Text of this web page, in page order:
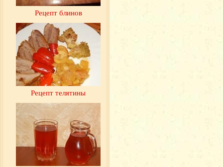
Рецепт блинов
Рецепт телятины